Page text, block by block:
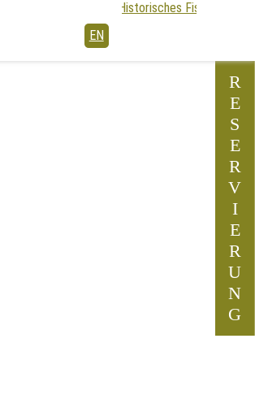
EN
R
E
S
E
R
V
I
E
R
U
N
G